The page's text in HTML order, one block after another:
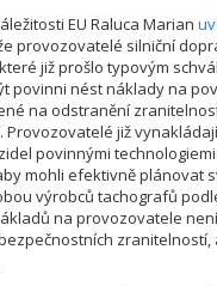
EU Raluca Marian
provozovatelé silniční
již prošlo typovým
povinni nést náklady na
na odstranění
Provozovatelé již
povinnými
mohli efektivně plánovat
výrobců tachografů
na provozovatele
zranitelností,